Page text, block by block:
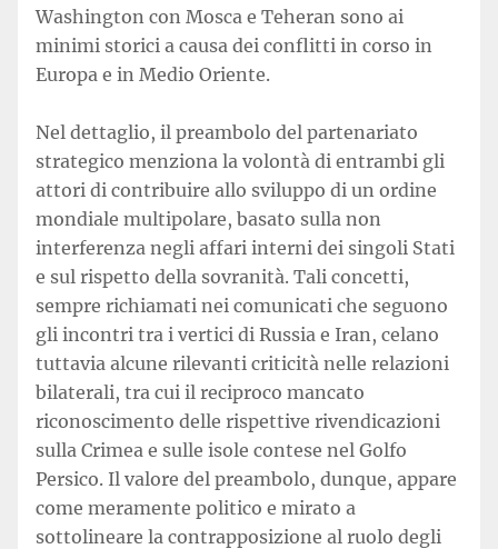
Washington con Mosca e Teheran sono ai
minimi storici a causa dei conflitti in corso in
Europa e in Medio Oriente.
Nel dettaglio, il preambolo del partenariato
strategico menziona la volontà di entrambi gli
attori di contribuire allo sviluppo di un ordine
mondiale multipolare, basato sulla non
interferenza negli affari interni dei singoli Stati
e sul rispetto della sovranità. Tali concetti,
sempre richiamati nei comunicati che seguono
gli incontri tra i vertici di Russia e Iran, celano
tuttavia alcune rilevanti criticità nelle relazioni
bilaterali, tra cui il reciproco mancato
riconoscimento delle rispettive rivendicazioni
sulla Crimea e sulle isole contese nel Golfo
Persico. Il valore del preambolo, dunque, appare
come meramente politico e mirato a
sottolineare la contrapposizione al ruolo degli